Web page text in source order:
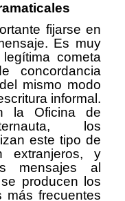
fijarse en
Es muy
cometa
concordancia
mismo modo
informal.
la Oficina de
los
este tipo de
extranjeros, y
mensajes al
producen los
más frecuentes